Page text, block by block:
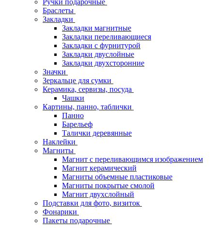
Ручки подарочные
Браслеты
Закладки
Закладки магнитные
Закладки переливающиеся
Закладки с фурнитурой
Закладки двуслойные
Закладки двухсторонние
Значки
Зеркальце для сумки
Керамика, сервизы, посуда
Чашки
Картины, панно, таблички
Панно
Барельеф
Талички деревянные
Наклейки
Магниты
Магнит с переливающимся изображением
Магнит керамический
Магниты объемные пластиковые
Магниты покрытые смолой
Магнит двухслойный
Подставки для фото, визиток
Фонарики
Пакеты подарочные